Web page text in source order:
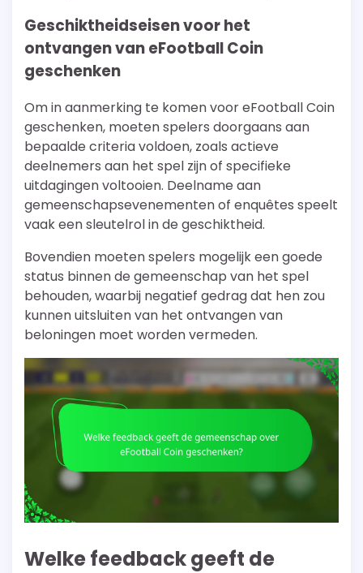
Geschiktheidseisen voor het
ontvangen van eFootball Coin
geschenken
Om in aanmerking te komen voor eFootball Coin
geschenken, moeten spelers doorgaans aan
bepaalde criteria voldoen, zoals actieve
deelnemers aan het spel zijn of specifieke
uitdagingen voltooien. Deelname aan
gemeenschapsevenementen of enquêtes speelt
vaak een sleutelrol in de geschiktheid.
Bovendien moeten spelers mogelijk een goede
status binnen de gemeenschap van het spel
behouden, waarbij negatief gedrag dat hen zou
kunnen uitsluiten van het ontvangen van
beloningen moet worden vermeden.
Welke feedback geeft de